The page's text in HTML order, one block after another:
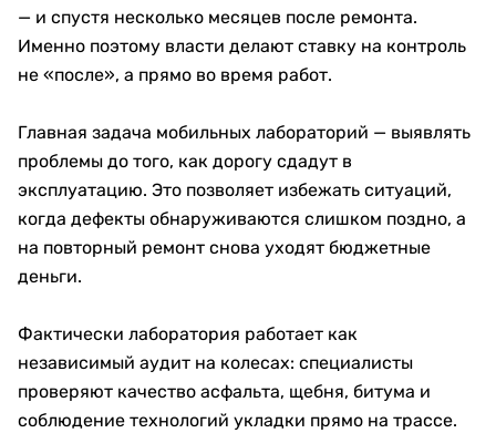
— и спустя несколько месяцев после ремонта.
Именно поэтому власти делают ставку на контроль
не «после», а прямо во время работ.
Главная задача мобильных лабораторий — выявлять
проблемы до того, как дорогу сдадут в
эксплуатацию. Это позволяет избежать ситуаций,
когда дефекты обнаруживаются слишком поздно, а
на повторный ремонт снова уходят бюджетные
деньги.
Фактически лаборатория работает как
независимый аудит на колесах: специалисты
проверяют качество асфальта, щебня, битума и
соблюдение технологий укладки прямо на трассе.